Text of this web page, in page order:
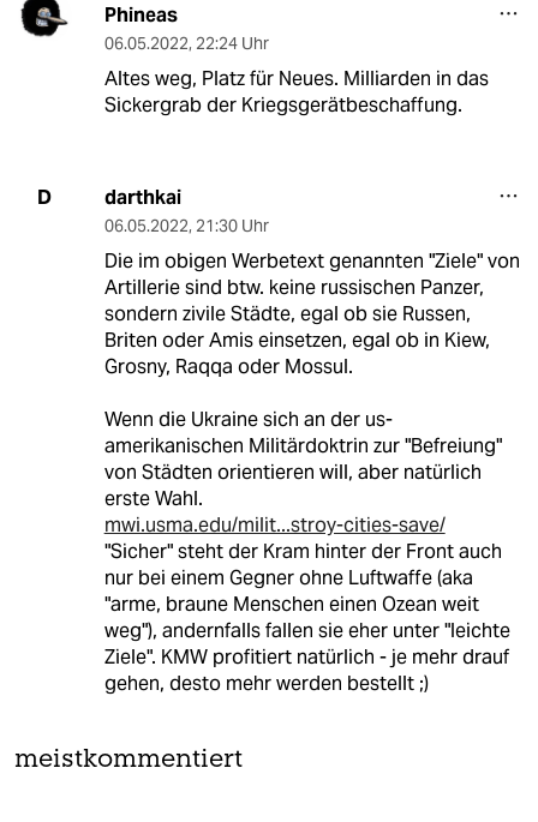
Phineas
06.05.2022, 22:24 Uhr
Altes weg, Platz für Neues. Milliarden in das
Sickergrab der Kriegsgerätbeschaffung.
D darthkai
06.05.2022, 21:30 Uhr
Die im obigen Werbetext genannten "Ziele" von
Artillerie sind btw. keine russischen Panzer,
sondern zivile Städte, egal ob sie Russen,
Briten oder Amis einsetzen, egal ob in Kiew,
Grosny, Raqqa oder Mossul.
Wenn die Ukraine sich an der us-
amerikanischen Militärdoktrin zur "Befreiung"
von Städten orientieren will, aber natürlich
erste Wahl.
mwi.usma.edu/milit...stroy-cities-save/
"Sicher" steht der Kram hinter der Front auch
nur bei einem Gegner ohne Luftwaffe (aka
"arme, braune Menschen einen Ozean weit
weg"), andernfalls fallen sie eher unter "leichte
Ziele". KMW profitiert natürlich - je mehr drauf
gehen, desto mehr werden bestellt ;)
meistkommentiert